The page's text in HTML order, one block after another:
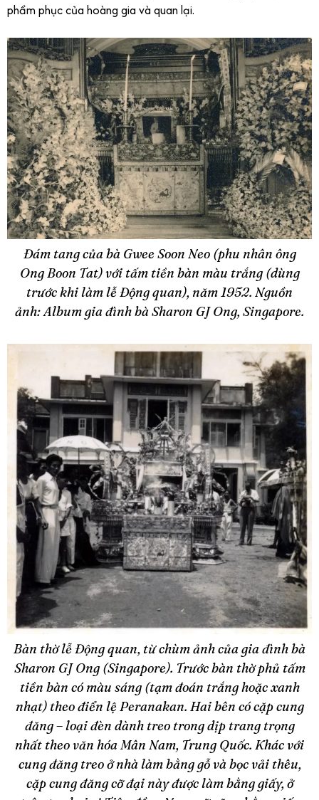
phẩm phục của hoàng gia và quan lại.
Đám tang của bà Gwee Soon Neo (phu nhân ông
Ong Boon Tat) với tấm tiền bàn màu trắng (dùng
trước khi làm lễ Động quan), năm 1952. Nguồn
ảnh: Album gia đình bà Sharon GJ Ong, Singapore.
Bàn thờ lễ Động quan, từ chùm ảnh của gia đình bà
Sharon GJ Ong (Singapore). Trước bàn thờ phủ tấm
tiền bàn có màu sáng (tạm đoán trắng hoặc xanh
nhạt) theo điển lệ Peranakan. Hai bên có cặp cung
đăng – loại đèn dành treo trong dịp trang trọng
nhất theo văn hóa Mân Nam, Trung Quốc. Khác với
cung đăng treo ở nhà làm bằng gỗ và bọc vải thêu,
cặp cung đăng cỡ đại này được làm bằng giấy, ở